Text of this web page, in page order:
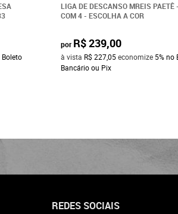
Boleto
LIGA DE DESCANSO MREIS PAETÊ
COM 4 - ESCOLHA A COR
por R$ 239,00
à vista R$ 227,05economize 5% no
Bancário ou Pix
REDES SOCIAIS